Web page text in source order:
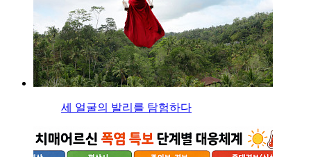
세 얼굴의 발리를 탐험하다